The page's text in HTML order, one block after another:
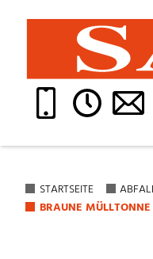
STARTSEITE
BRAUNE MÜLLTONNE